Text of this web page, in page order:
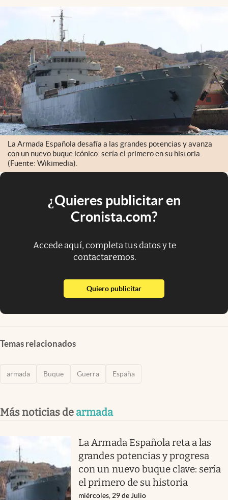
La Armada Española desafía a las grandes potencias y avanza
con un nuevo buque icónico: sería el primero en su historia.
(Fuente: Wikimedia).
¿Quieres publicitar en
Cronista.com?
Accede aquí, completa tus datos y te
contactaremos.
Quiero publicitarabre en nueva pestaña
Temas relacionados
armada Buque Guerra España
Más noticias de armada
La Armada Española reta a las
grandes potencias y progresa
con un nuevo buque clave: sería
el primero de su historia
miércoles, 29 de Julio